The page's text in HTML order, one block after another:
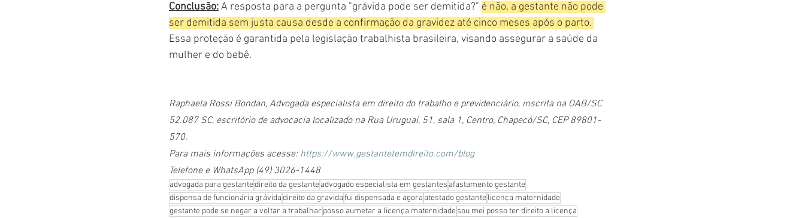
Conclusão: A resposta para a pergunta "grávida pode ser demitida?" é não, a gestante não pode
ser demitida sem justa causa desde a confirmação da gravidez até cinco meses após o parto.
Essa proteção é garantida pela legislação trabalhista brasileira, visando assegurar a saúde da
mulher e do bebê.
Raphaela Rossi Bondan, Advogada especialista em direito do trabalho e previdenciário, inscrita na OAB/SC
52.087 SC, escritório de advocacia localizado na Rua Uruguai, 51, sala 1, Centro, Chapecó/SC, CEP 89801-
570.
Para mais informações acesse: https://www.gestantetemdireito.com/blog
Telefone e WhatsApp (49) 3026-1448
advogada para gestantedireito da gestanteadvogado especialista em gestantes afastamento gestante
dispensa de funcionária grávidadireito da gravidafui dispensada e agora atestado gestantelicença maternidade
gestante pode se negar a voltar a trabalhar posso aumetar a licença maternidadesou mei posso ter direito a licença